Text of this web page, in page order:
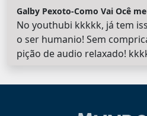
Galby Pexoto-Como Vai Ocê
No youthubi kkkkk, já tem
o ser humanio! Sem
pição de audio relaxado!